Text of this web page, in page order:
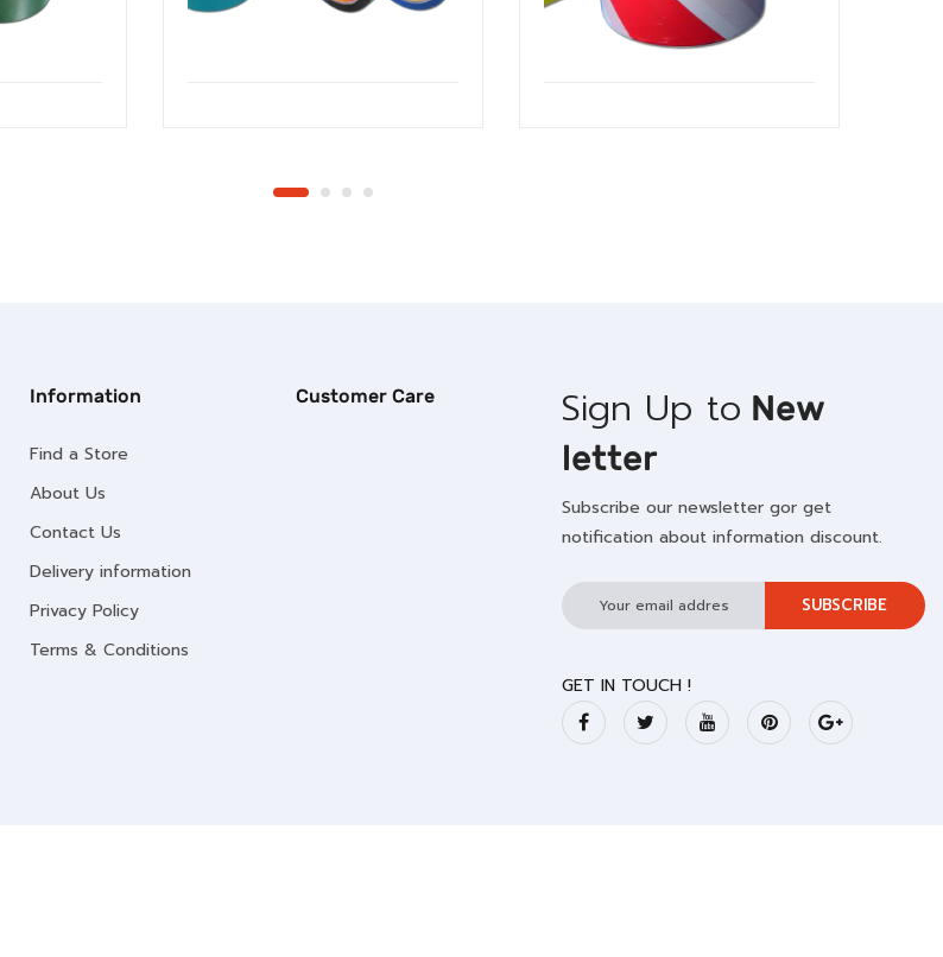
Information
Find a Store
About Us
Contact Us
Delivery information
Privacy Policy
Terms & Conditions
Customer Care Sign Up to New
letter
Subscribe our newsletter gor get
notification about information discount.
GET IN TOUCH !